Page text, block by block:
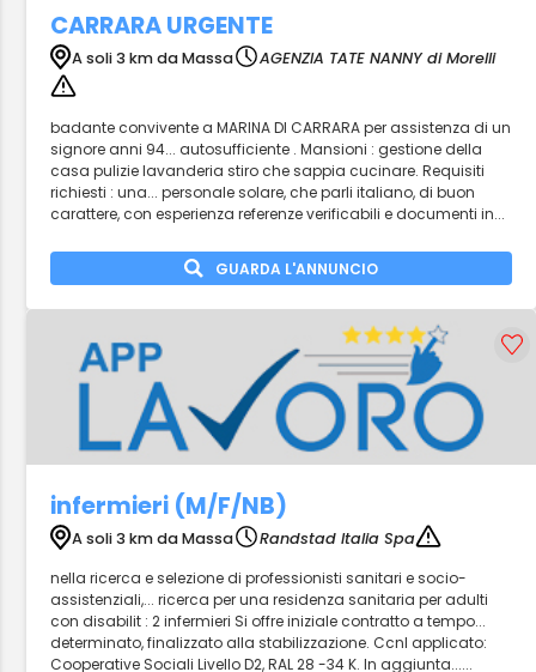
CARRARA URGENTE
A soli 3 km da Massa AGENZIA TATE NANNY di Morelli
badante convivente a MARINA DI CARRARA per assistenza di un
signore anni 94... autosufficiente . Mansioni : gestione della
casa pulizie lavanderia stiro che sappia cucinare. Requisiti
richiesti : una... personale solare, che parli italiano, di buon
carattere, con esperienza referenze verificabili e documenti in...
GUARDA L'ANNUNCIO
infermieri (M/F/NB)
A soli 3 km da Massa
Randstad Italia Spa
nella ricerca e selezione di professionisti sanitari e socio-
assistenziali,... ricerca per una residenza sanitaria per adulti
con disabilit : 2 infermieri Si offre iniziale contratto a tempo...
determinato, finalizzato alla stabilizzazione. Ccnl applicato:
Cooperative Sociali Livello D2, RAL 28 -34 K. In aggiunta......